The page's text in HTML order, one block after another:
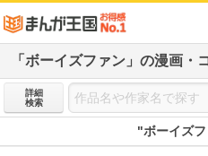
「ボーイズファン」の漫画・
詳細
検索
"ボーイズ